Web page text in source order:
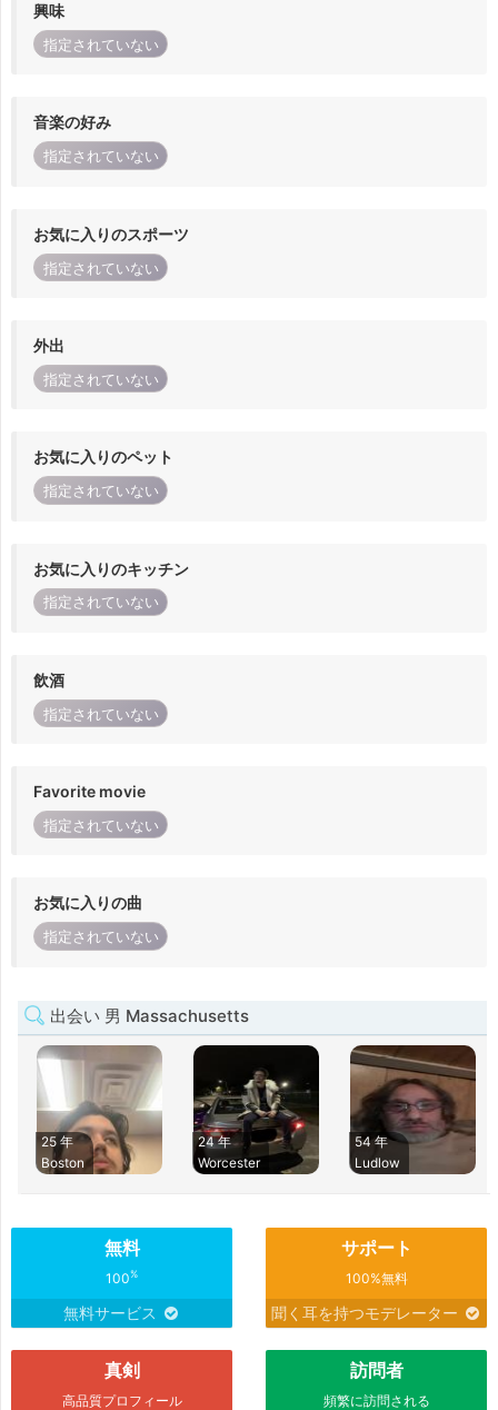
興味
指定されていない
音楽の好み
指定されていない
お気に入りのスポーツ
指定されていない
外出
指定されていない
お気に入りのペット
指定されていない
お気に入りのキッチン
指定されていない
飲酒
指定されていない
Favorite movie
指定されていない
お気に入りの曲
指定されていない
出会い 男 Massachusetts
25 年
Boston
24 年
Worcester
54 年
Ludlow
無料
100%
無料サービス
サポート
100%無料
聞く耳を持つモデレーター
真剣
高品質プロフィール
訪問者
頻繁に訪問される